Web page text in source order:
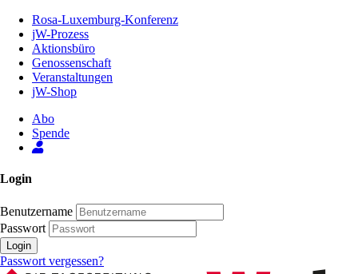
Inhalt
Seite
Rosa-Luxemburg-Konferenz
jW-Prozess
Aktionsbüro
Genossenschaft
Veranstaltungen
jW-Shop
Abo
Spende
Login
Benutzername
Passwort
Login
Passwort vergessen?